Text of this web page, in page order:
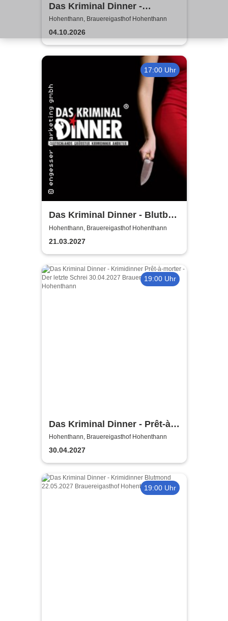
Das Kriminal Dinner -
Sherlock Holmes
Hohenthann, Brauereigasthof Hohenthann
04.10.2026
17:00 Uhr
Das Kriminal Dinner - Blutbad
im Gemeinderat
Hohenthann, Brauereigasthof Hohenthann
21.03.2027
19:00 Uhr
Das Kriminal Dinner - Prêt-à-
morter - Der letzte Schrei
Hohenthann, Brauereigasthof Hohenthann
30.04.2027
19:00 Uhr